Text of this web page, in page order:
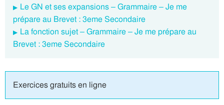
Le GN et ses expansions – Grammaire – Je me
prépare au Brevet : 3eme Secondaire
La fonction sujet – Grammaire – Je me prépare au
Brevet : 3eme Secondaire
Exercices gratuits en ligne